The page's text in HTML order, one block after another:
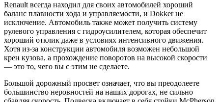
Renault всегда находил для своих автомобилей хороший
баланс плавности хода и управляемости, и Dokker не
исключение. Автомобиль также может получить систему
рулевого управления с гидроусилителем, которая обеспечит
хороший отклик даже в условиях интенсивного движения.
Хотя из-за конструкции автомобиля возможен небольшой
крен кузова, а прохождение поворотов на высокой скорости
— это то, чего вы с этим не сделаете.
Большой дорожный просвет означает, что вы преодолеете
большинство неровностей на наших дорогах, не сильно